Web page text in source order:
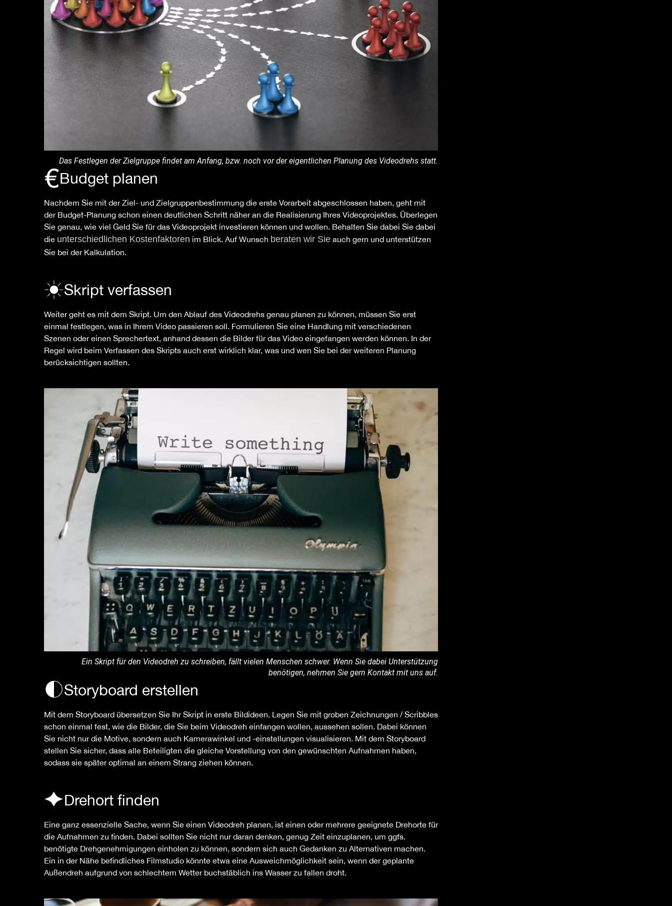
Das Festlegen der Zielgruppe findet am Anfang, bzw. noch vor der eigentlichen Planung des Videodrehs statt.
Budget planen
Nachdem Sie mit der Ziel- und Zielgruppenbestimmung die erste Vorarbeit abgeschlossen haben, geht mit
der Budget-Planung schon einen deutlichen Schritt näher an die Realisierung Ihres Videoprojektes. Überlegen
Sie genau, wie viel Geld Sie für das Videoprojekt investieren können und wollen. Behalten Sie dabei Sie dabei
die unterschiedlichen Kostenfaktoren im Blick. Auf Wunsch beraten wir Sie auch gern und unterstützen
Sie bei der Kalkulation.
Skript verfassen
Weiter geht es mit dem Skript. Um den Ablauf des Videodrehs genau planen zu können, müssen Sie erst
einmal festlegen, was in Ihrem Video passieren soll. Formulieren Sie eine Handlung mit verschiedenen
Szenen oder einen Sprechertext, anhand dessen die Bilder für das Video eingefangen werden können. In der
Regel wird beim Verfassen des Skripts auch erst wirklich klar, was und wen Sie bei der weiteren Planung
berücksichtigen sollten.
Ein Skript für den Videodreh zu schreiben, fällt vielen Menschen schwer. Wenn Sie dabei Unterstützung
benötigen, nehmen Sie gern Kontakt mit uns auf.
Storyboard erstellen
Mit dem Storyboard übersetzen Sie Ihr Skript in erste Bildideen. Legen Sie mit groben Zeichnungen / Scribbles
schon einmal fest, wie die Bilder, die Sie beim Videodreh einfangen wollen, aussehen sollen. Dabei können
Sie nicht nur die Motive, sondern auch Kamerawinkel und -einstellungen visualisieren. Mit dem Storyboard
stellen Sie sicher, dass alle Beteiligten die gleiche Vorstellung von den gewünschten Aufnahmen haben,
sodass sie später optimal an einem Strang ziehen können.
Drehort finden
Eine ganz essenzielle Sache, wenn Sie einen Videodreh planen, ist einen oder mehrere geeignete Drehorte für
die Aufnahmen zu finden. Dabei sollten Sie nicht nur daran denken, genug Zeit einzuplanen, um ggfs.
benötigte Drehgenehmigungen einholen zu können, sondern sich auch Gedanken zu Alternativen machen.
Ein in der Nähe befindliches Filmstudio könnte etwa eine Ausweichmöglichkeit sein, wenn der geplante
Außendreh aufgrund von schlechtem Wetter buchstäblich ins Wasser zu fallen droht.